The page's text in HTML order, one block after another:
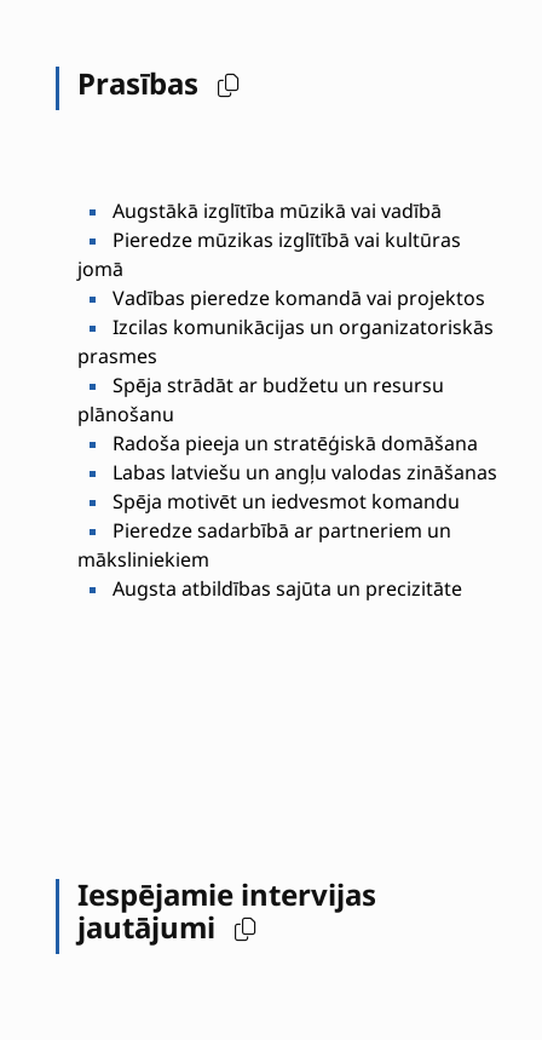
Prasības
Augstākā izglītība mūzikā vai vadībā
Pieredze mūzikas izglītībā vai kultūras
jomā
Vadības pieredze komandā vai projektos
Izcilas komunikācijas un organizatoriskās
prasmes
Spēja strādāt ar budžetu un resursu
plānošanu
Radoša pieeja un stratēģiskā domāšana
Labas latviešu un angļu valodas zināšanas
Spēja motivēt un iedvesmot komandu
Pieredze sadarbībā ar partneriem un
māksliniekiem
Augsta atbildības sajūta un precizitāte
Iespējamie intervijas
jautājumi